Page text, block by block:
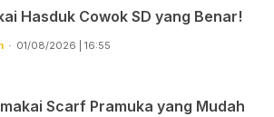
Hasduk Cowok SD yang Benar!
01/08/2026 | 16:55
Scarf Pramuka yang Mudah